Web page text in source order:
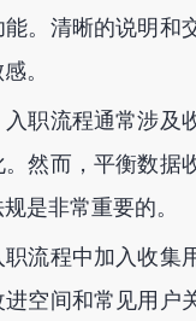
。清晰的说明和
。
职流程通常涉及
然而，平衡数据
是非常重要的。
流程中加入收集
空间和常见用户